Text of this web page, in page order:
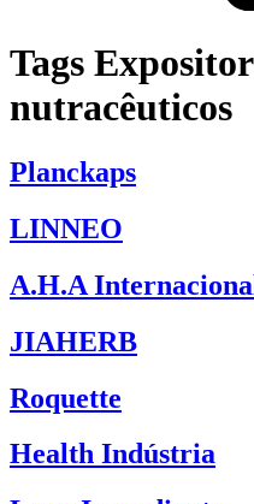
Tags
nutracêuticos
Planckaps
LINNEO
A.H.A
JIAHERB
Roquette
Health Indústria